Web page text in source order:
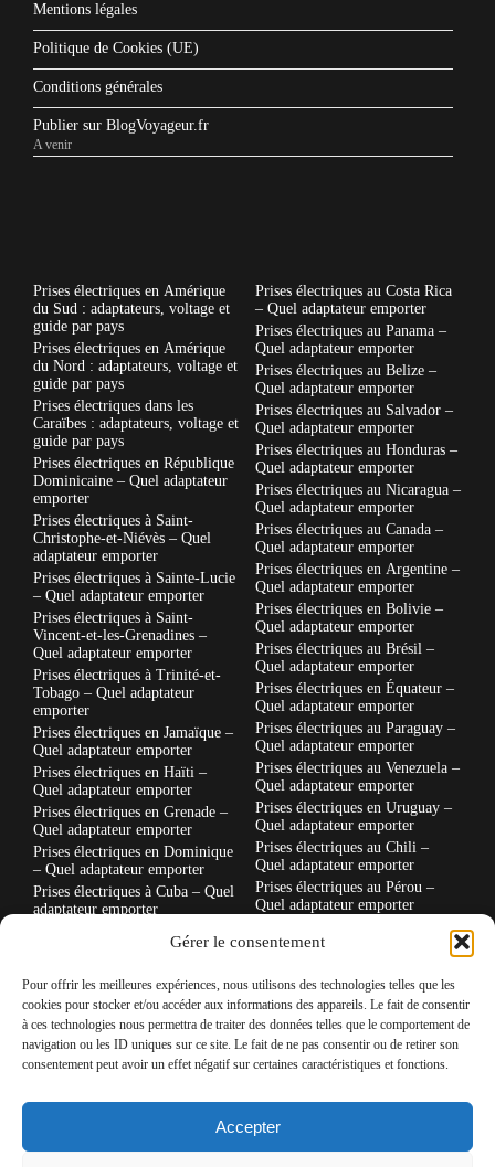
Gérer le consentement
Pour offrir les meilleures expériences, nous utilisons des technologies telles que les
cookies pour stocker et/ou accéder aux informations des appareils. Le fait de consentir
à ces technologies nous permettra de traiter des données telles que le comportement de
navigation ou les ID uniques sur ce site. Le fait de ne pas consentir ou de retirer son
consentement peut avoir un effet négatif sur certaines caractéristiques et fonctions.
Accepter
Mentions légales
Politique de Cookies (UE)
Conditions générales
Publier sur BlogVoyageur.fr
A venir
Prises électriques en Amérique
du Sud : adaptateurs, voltage et
guide par pays
Prises électriques en Amérique
du Nord : adaptateurs, voltage et
guide par pays
Prises électriques dans les
Caraïbes : adaptateurs, voltage et
guide par pays
Prises électriques en République
Dominicaine – Quel adaptateur
emporter
Prises électriques à Saint-
Christophe-et-Niévès – Quel
adaptateur emporter
Prises électriques à Sainte-Lucie
– Quel adaptateur emporter
Prises électriques à Saint-
Vincent-et-les-Grenadines –
Quel adaptateur emporter
Prises électriques à Trinité-et-
Tobago – Quel adaptateur
emporter
Prises électriques en Jamaïque –
Quel adaptateur emporter
Prises électriques en Haïti –
Quel adaptateur emporter
Prises électriques en Grenade –
Quel adaptateur emporter
Prises électriques en Dominique
– Quel adaptateur emporter
Prises électriques à Cuba – Quel
adaptateur emporter
Prises électriques à la Barbade –
Quel adaptateur emporter
Quel adaptateur emporter
Prises électriques à Antigua-et-
Barbuda – Quel adaptateur
emporter
Prises électriques en Tunisie –
Prises électriques au Costa Rica
– Quel adaptateur emporter
Prises électriques au Panama –
Quel adaptateur emporter
Prises électriques au Belize –
Quel adaptateur emporter
Prises électriques au Salvador –
Quel adaptateur emporter
Prises électriques au Honduras –
Quel adaptateur emporter
Prises électriques au Nicaragua –
Quel adaptateur emporter
Prises électriques au Canada –
Quel adaptateur emporter
Prises électriques en Argentine –
Quel adaptateur emporter
Prises électriques en Bolivie –
Quel adaptateur emporter
Prises électriques au Brésil –
Quel adaptateur emporter
Prises électriques en Équateur –
Quel adaptateur emporter
Prises électriques au Paraguay –
Quel adaptateur emporter
Prises électriques au Venezuela –
Quel adaptateur emporter
Prises électriques en Uruguay –
Quel adaptateur emporter
Prises électriques au Chili –
Quel adaptateur emporter
Prises électriques au Pérou –
Quel adaptateur emporter
Prises électriques en Colombie –
Quel adaptateur emporter
Quel adaptateur emporter
Prises électriques au Maroc –
Quel adaptateur emporter
Prises électriques au Japon –
Quel adaptateur emporter
Quel adaptateur emporter
Prises électriques au Mexique :